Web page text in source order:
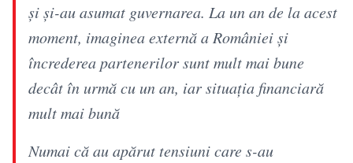
și și-au asumat guvernarea. La un an de la acest
moment, imaginea externă a României și
încrederea partenerilor sunt mult mai bune
decât în urmă cu un an, iar situația financiară
mult mai bună
Numai că au apărut tensiuni care s-au